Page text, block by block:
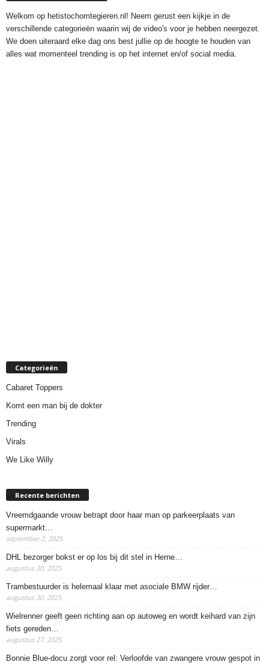
Welkom op hetistochomtegieren.nl! Neem gerust een kijkje in de
verschillende categorieën waarin wij de video's voor je hebben neergezet.
We doen uiteraard elke dag ons best jullie op de hoogte te houden van
alles wat momenteel trending is op het internet en/of social media.
Categorieën
Cabaret Toppers
Komt een man bij de dokter
Trending
Virals
We Like Willy
Recente berichten
Vreemdgaande vrouw betrapt door haar man op parkeerplaats van
supermarkt…
september 2, 2025
DHL bezorger bokst er op los bij dit stel in Herne…
augustus 30, 2025
Trambestuurder is helemaal klaar met asociale BMW rijder…
augustus 30, 2025
Wielrenner geeft geen richting aan op autoweg en wordt keihard van zijn
fiets gereden…
augustus 27, 2025
Bonnie Blue-docu zorgt voor rel: Verloofde van zwangere vrouw gespot in